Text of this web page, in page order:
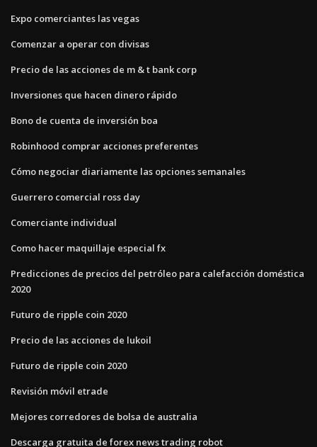
Expo comerciantes las vegas
Comenzar a operar con divisas
Precio de las acciones de m & t bank corp
Inversiones que hacen dinero rápido
Bono de cuenta de inversión boa
Robinhood comprar acciones preferentes
Cómo negociar diariamente las opciones semanales
Guerrero comercial ross day
Comerciante individual
Como hacer maquillaje especial fx
Predicciones de precios del petróleo para calefacción doméstica
2020
Futuro de ripple coin 2020
Precio de las acciones de lukoil
Futuro de ripple coin 2020
Revisión móvil etrade
Mejores corredores de bolsa de australia
Descarga gratuita de forex news trading robot